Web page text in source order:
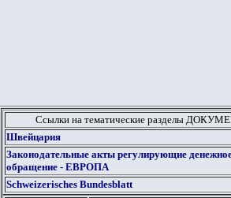
Ссылки на тематические разделы
Швейцария
Законодательные акты регулирующие
обращение - ЕВРОПА
Schweizerisches Bundesblatt